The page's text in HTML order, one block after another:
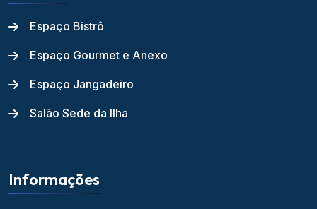
Espaço Bistrô
Espaço Gourmet e Anexo
Espaço Jangadeiro
Salão Sede da Ilha
Informações